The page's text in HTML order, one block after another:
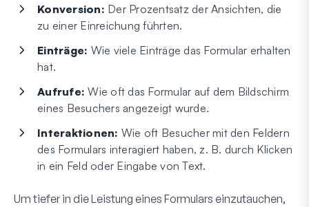
Konversion: Der Prozentsatz der Ansichten, die
zu einer Einreichung führten.
Einträge: Wie viele Einträge das Formular erhalten
hat.
Aufrufe: Wie oft das Formular auf dem Bildschirm
eines Besuchers angezeigt wurde.
Interaktionen: Wie oft Besucher mit den Feldern
des Formulars interagiert haben, z. B. durch Klicken
in ein Feld oder Eingabe von Text.
Um tiefer in die Leistung eines Formulars einzutauchen,